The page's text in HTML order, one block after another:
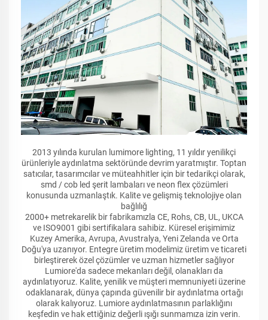
2013 yılında kurulan lumimore lighting, 11 yıldır yenilikçi
ürünleriyle aydınlatma sektöründe devrim yaratmıştır. Toptan
satıcılar, tasarımcılar ve müteahhitler için bir tedarikçi olarak,
smd / cob led şerit lambaları ve neon flex çözümleri
konusunda uzmanlaştık. Kalite ve gelişmiş teknolojiye olan
bağlılığ
2000+ metrekarelik bir fabrikamızla CE, Rohs, CB, UL, UKCA
ve ISO9001 gibi sertifikalara sahibiz. Küresel erişimimiz
Kuzey Amerika, Avrupa, Avustralya, Yeni Zelanda ve Orta
Doğu'ya uzanıyor. Entegre üretim modelimiz üretim ve ticareti
birleştirerek özel çözümler ve uzman hizmetler sağlıyor
Lumiore'da sadece mekanları değil, olanakları da
aydınlatıyoruz. Kalite, yenilik ve müşteri memnuniyeti üzerine
odaklanarak, dünya çapında güvenilir bir aydınlatma ortağı
olarak kalıyoruz. Lumiore aydınlatmasının parlaklığını
keşfedin ve hak ettiğiniz değerli ışığı sunmamıza izin verin.